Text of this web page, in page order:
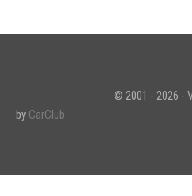
© 2001 - 2026 -
by CarClub